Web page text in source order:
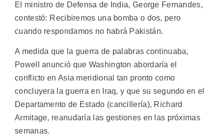
El ministro de Defensa de India, George Fernandes,
contestó: Recibiremos una bomba o dos, pero
cuando respondamos no habrá Pakistán.
A medida que la guerra de palabras continuaba,
Powell anunció que Washington abordaría el
conflicto en Asia meridional tan pronto como
concluyera la guerra en Iraq, y que su segundo en el
Departamento de Estado (cancillería), Richard
Armitage, reanudaría las gestiones en las próximas
semanas.